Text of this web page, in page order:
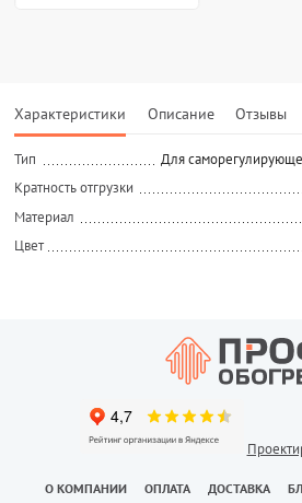
Характеристики Описание Отзывы
Тип
Для
Кратность отгрузки
Материал
Цвет
О КОМПАНИИ ОПЛАТА ДОСТАВКА